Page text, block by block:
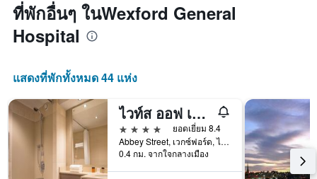
ที่พักอื่นๆ ในWexford General
Hospital
แสดงที่พักทั้งหมด 44 แห่ง
ไวท์ส ออฟ เว็กซ์ฟอร์ด
4 ดาว
ยอดเยี่ยม 8.4
Abbey Street, เวกซ์ฟอร์ด, ไอร์แลนด์
0.4 กม. จากใจกลางเมือง